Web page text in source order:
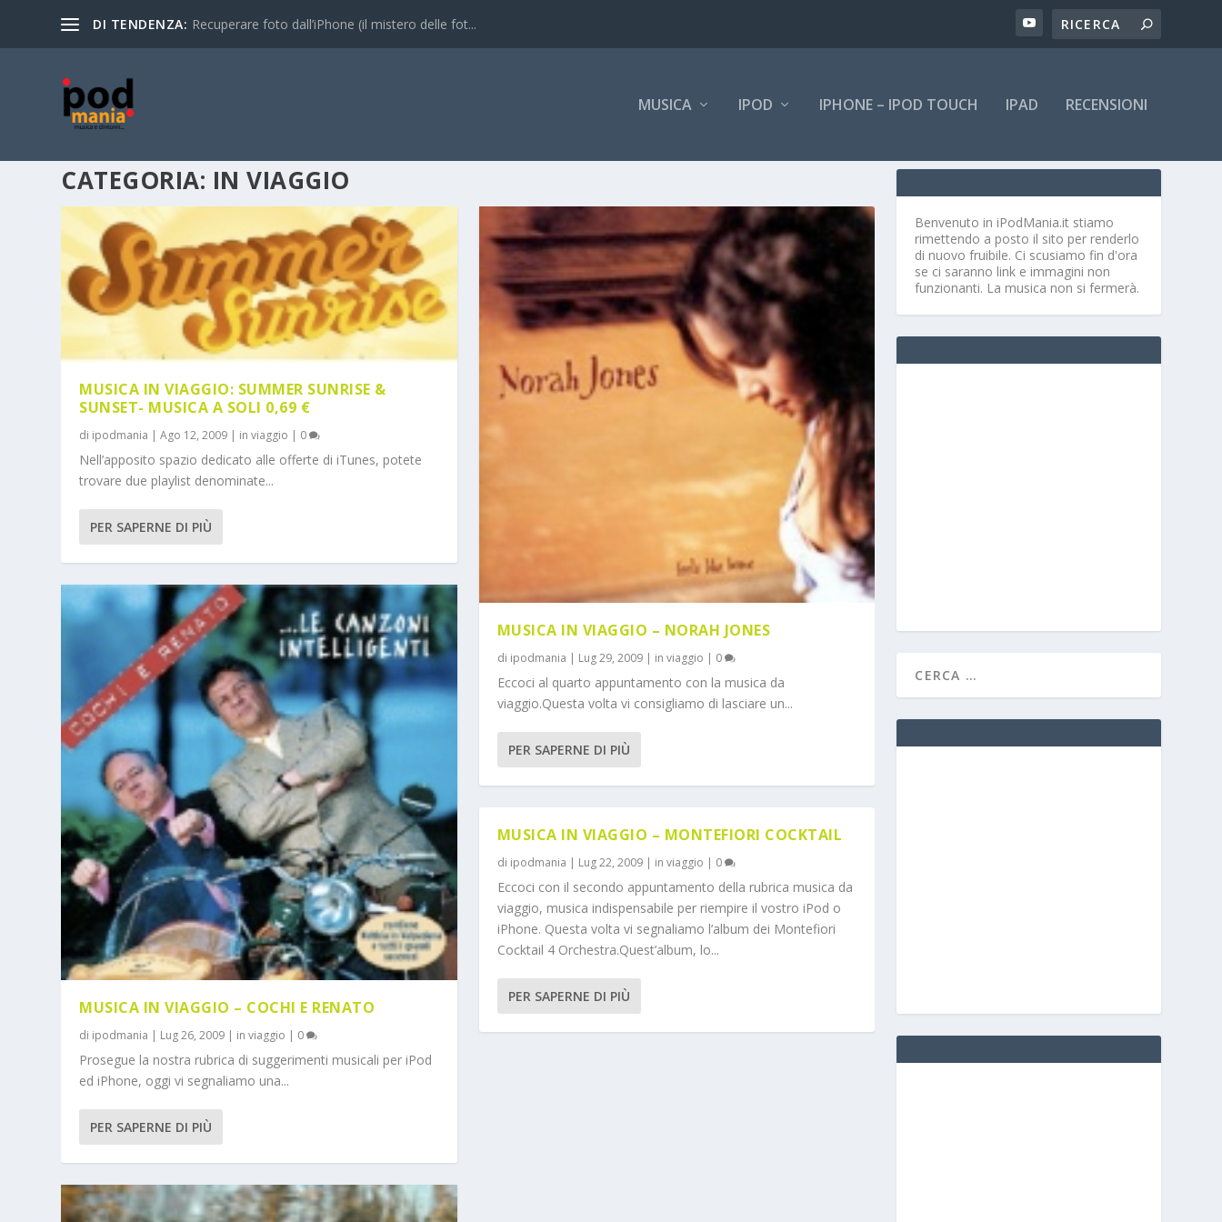
DI TENDENZA: Recuperare foto dall’iPhone (il mistero delle fot...
MUSICA IPOD IPHONE – IPOD TOUCH IPAD RECENSIONI
CATEGORIA: IN VIAGGIO
MUSICA IN VIAGGIO: SUMMER SUNRISE &
SUNSET- MUSICA A SOLI 0,69 €
di ipodmania |Ago 12, 2009 | in viaggio | 0
Nell’apposito spazio dedicato alle offerte di iTunes, potete
trovare due playlist denominate...
PER SAPERNE DI PIÙ
MUSICA IN VIAGGIO – COCHI E RENATO
di ipodmania | Lug 26, 2009 | in viaggio | 0
Prosegue la nostra rubrica di suggerimenti musicali per iPod
ed iPhone, oggi vi segnaliamo una...
PER SAPERNE DI PIÙ
MUSICA IN VIAGGIO – NORAH JONES
di ipodmania | Lug 29, 2009| in viaggio | 0
Eccoci al quarto appuntamento con la musica da
viaggio.Questa volta vi consigliamo di lasciare un...
PER SAPERNE DI PIÙ
MUSICA IN VIAGGIO – MONTEFIORI COCKTAIL
di ipodmania | Lug 22, 2009| in viaggio | 0
Eccoci con il secondo appuntamento della rubrica musica da
viaggio, musica indispensabile per riempire il vostro iPod o
iPhone. Questa volta vi segnaliamo l’album dei Montefiori
Cocktail 4 Orchestra.Quest’album, lo...
PER SAPERNE DI PIÙ
Benvenuto in iPodMania.it stiamo
rimettendo a posto il sito per renderlo
di nuovo fruibile. Ci scusiamo fin d'ora
se ci saranno link e immagini non
funzionanti. La musica non si fermerà.